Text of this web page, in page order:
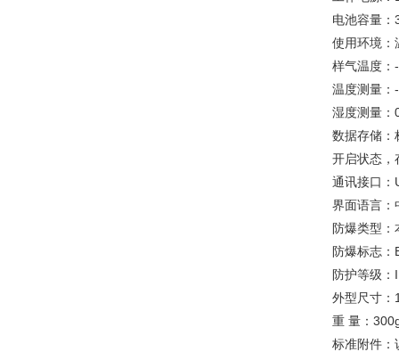
电池容量：
使用环境
样气温度
温度测量
湿度测量：
数据存储：
开启状态，
通讯接口：
界面语言：
防爆类型：
防爆标志：
防护等级：
外型尺寸：
重 量：
标准附件：